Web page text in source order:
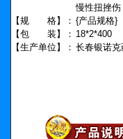
慢性扭挫
【规 格】： {产品规格}
【包 装】： 18*2*400
【生产单位】： 长春银诺克